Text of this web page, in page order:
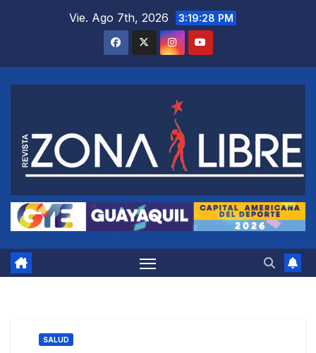
Vie. Ago 7th, 2026 3:19:29 PM
SALUD